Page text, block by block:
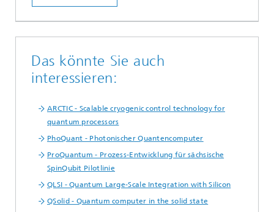
Das könnte Sie auch
interessieren:
ARCTIC - Scalable cryogenic control technology for
quantum processors
PhoQuant - Photonischer Quantencomputer
ProQuantum - Prozess-Entwicklung für sächsische
SpinQubit Pilotlinie
QLSI - Quantum Large-Scale Integration with Silicon
QSolid - Quantum computer in the solid state